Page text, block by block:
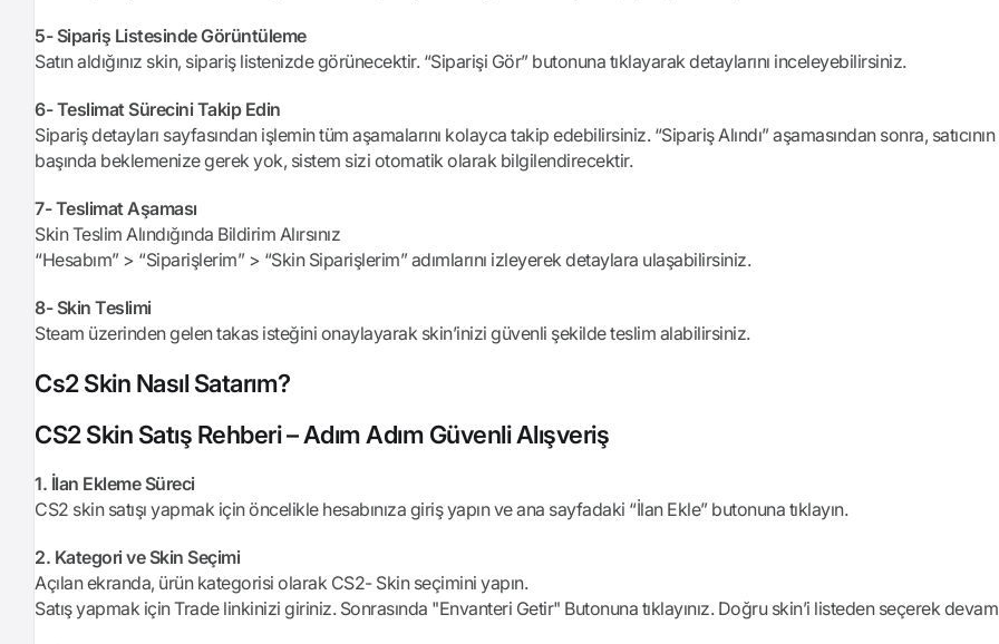
5- Sipariş Listesinde Görüntüleme
Satın aldığınız skin, sipariş listenizde görünecektir. “Siparişi Gör” butonuna tıklayarak detaylarını inceleyebilirsiniz.
6- Teslimat Sürecini Takip Edin
Sipariş detayları sayfasından işlemin tüm aşamalarını kolayca takip edebilirsiniz. “Sipariş Alındı” aşamasından sonra,
başında beklemenize gerek yok, sistem sizi otomatik olarak bilgilendirecektir.
7- Teslimat Aşaması
Skin Teslim Alındığında Bildirim Alırsınız
“Hesabım” > “Siparişlerim” > “Skin Siparişlerim” adımlarını izleyerek detaylara ulaşabilirsiniz.
8- Skin Teslimi
Steam üzerinden gelen takas isteğini onaylayarak skin’inizi güvenli şekilde teslim alabilirsiniz.
Cs2 Skin Nasıl Satarım?
CS2 Skin Satış Rehberi – Adım Adım Güvenli Alışveriş
1. İlan Ekleme Süreci
CS2 skin satışı yapmak için öncelikle hesabınıza giriş yapın ve ana sayfadaki “İlan Ekle” butonuna tıklayın.
2. Kategori ve Skin Seçimi
Açılan ekranda, ürün kategorisi olarak CS2- Skin seçimini yapın.
Satış yapmak için Trade linkinizi giriniz. Sonrasında "Envanteri Getir" Butonuna tıklayınız. Doğru skin’i listeden seçerek